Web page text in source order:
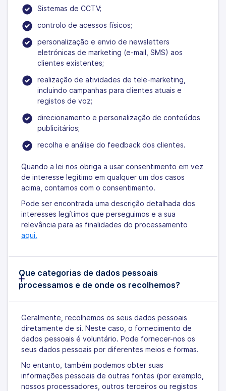
Sistemas de CCTV;
controlo de acessos físicos;
personalização e envio de newsletters
eletrónicas de marketing (e-mail, SMS) aos
clientes existentes;
realização de atividades de tele-marketing,
incluindo campanhas para clientes atuais e
registos de voz;
direcionamento e personalização de conteúdos
publicitários;
recolha e análise do feedback dos clientes.
Quando a lei nos obriga a usar consentimento em vez
de interesse legítimo em qualquer um dos casos
acima, contamos com o consentimento.
Pode ser encontrada uma descrição detalhada dos
interesses legítimos que perseguimos e a sua
relevância para as finalidades do processamento
aqui.
Que categorias de dados pessoais
processamos e de onde os recolhemos?
Geralmente, recolhemos os seus dados pessoais
diretamente de si. Neste caso, o fornecimento de
dados pessoais é voluntário. Pode fornecer-nos os
seus dados pessoais por diferentes meios e formas.
No entanto, também podemos obter suas
informações pessoais de outras fontes (por exemplo,
nossos processadores, outros terceiros ou registos